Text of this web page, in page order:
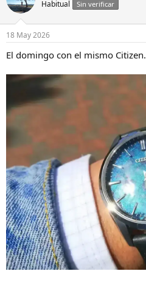
Habitual Sin verificar
18 May 2026
El domingo con el mismo Citizen.